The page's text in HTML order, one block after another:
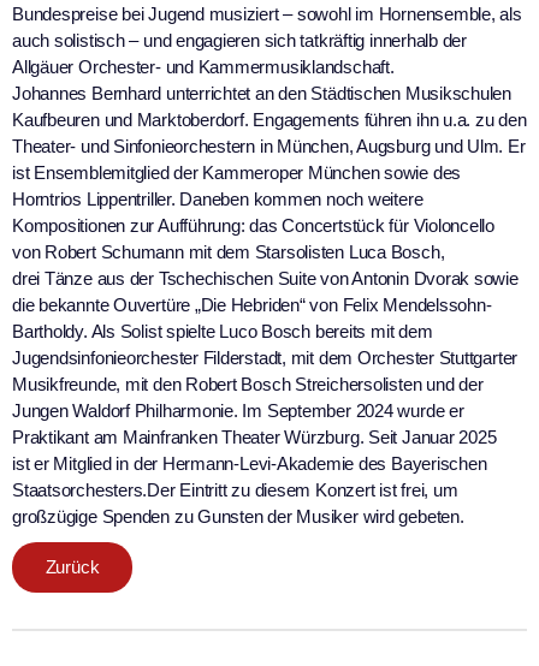
Bundespreise bei Jugend musiziert – sowohl im Hornensemble, als
auch solistisch – und engagieren sich tatkräftig innerhalb der
Allgäuer Orchester- und Kammermusiklandschaft.
Johannes Bernhard unterrichtet an den Städtischen Musikschulen
Kaufbeuren und Marktoberdorf. Engagements führen ihn u.a. zu den
Theater- und Sinfonieorchestern in München, Augsburg und Ulm. Er
ist Ensemblemitglied der Kammeroper München sowie des
Horntrios Lippentriller. Daneben kommen noch weitere
Kompositionen zur Aufführung: das Concertstück für Violoncello
von Robert Schumann mit dem Starsolisten Luca Bosch,
drei Tänze aus der Tschechischen Suite von Antonin Dvorak sowie
die bekannte Ouvertüre „Die Hebriden“ von Felix Mendelssohn-
Bartholdy. Als Solist spielte Luco Bosch bereits mit dem
Jugendsinfonieorchester Filderstadt, mit dem Orchester Stuttgarter
Musikfreunde, mit den Robert Bosch Streichersolisten und der
Jungen Waldorf Philharmonie. Im September 2024 wurde er
Praktikant am Mainfranken Theater Würzburg. Seit Januar 2025
ist er Mitglied in der Hermann-Levi-Akademie des Bayerischen
Staatsorchesters.Der Eintritt zu diesem Konzert ist frei, um
großzügige Spenden zu Gunsten der Musiker wird gebeten.
Zurück